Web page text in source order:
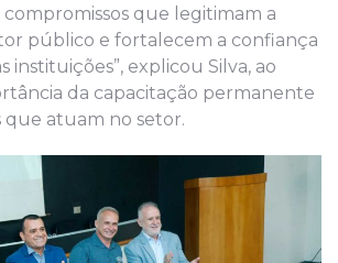
que legitimam a
público e fortalecem a confiança
instituições”, explicou Silva, ao
da capacitação permanente
que atuam no setor.